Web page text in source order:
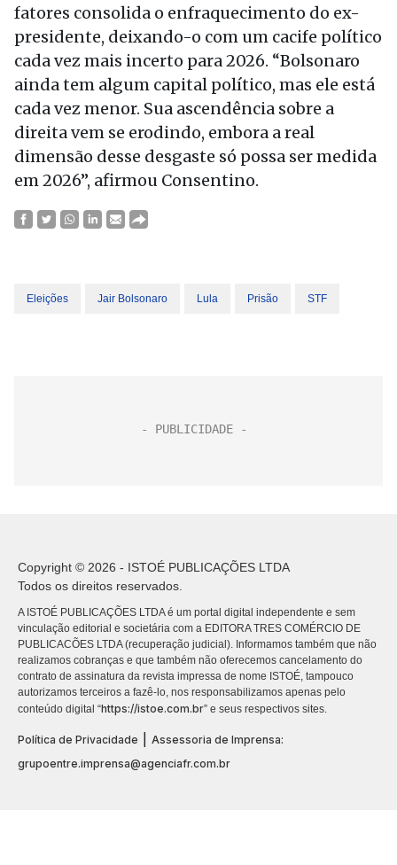
fatores consolida o enfraquecimento do ex-
presidente, deixando-o com um cacife político
cada vez mais incerto para 2026. “Bolsonaro
ainda tem algum capital político, mas ele está
cada vez menor. Sua ascendência sobre a
direita vem se erodindo, embora a real
dimensão desse desgaste só possa ser medida
em 2026”, afirmou Consentino.
Eleições Jair Bolsonaro Lula Prisão STF
Copyright © 2026 - ISTOÉ PUBLICAÇÕES LTDA
Todos os direitos reservados.
A ISTOÉ PUBLICAÇÕES LTDA é um portal digital independente e sem
vinculação editorial e societária com a EDITORA TRES COMÉRCIO DE
PUBLICACÕES LTDA (recuperação judicial). Informamos também que não
realizamos cobranças e que também não oferecemos cancelamento do
contrato de assinatura da revista impressa de nome ISTOÉ, tampouco
autorizamos terceiros a fazê-lo, nos responsabilizamos apenas pelo
conteúdo digital “https://istoe.com.br” e seus respectivos sites.
Política de Privacidade
Assessoria de Imprensa:
grupoentre.imprensa@agenciafr.com.br